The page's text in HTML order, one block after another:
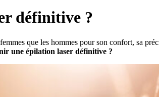
définitive ?
que les hommes pour son confort, sa
une épilation laser définitive ?